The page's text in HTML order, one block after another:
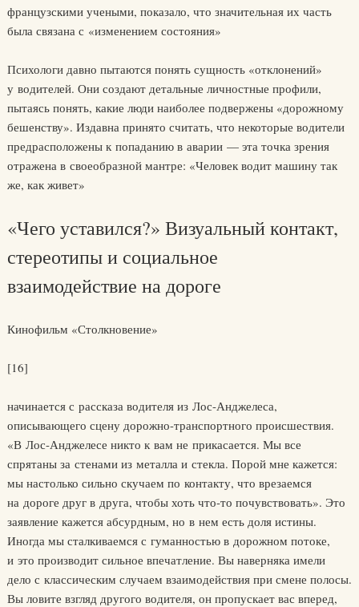
французскими учеными, показало, что значительная их часть
была связана с «изменением состояния»
Психологи давно пытаются понять сущность «отклонений»
у водителей. Они создают детальные личностные профили,
пытаясь понять, какие люди наиболее подвержены «дорожному
бешенству». Издавна принято считать, что некоторые водители
предрасположены к попаданию в аварии — эта точка зрения
отражена в своеобразной мантре: «Человек водит машину так
же, как живет»
«Чего уставился?» Визуальный контакт,
стереотипы и социальное
взаимодействие на дороге
Кинофильм «Столкновение»
[16]
начинается с рассказа водителя из Лос-Анджелеса,
описывающего сцену дорожно-транспортного происшествия.
«В Лос-Анджелесе никто к вам не прикасается. Мы все
спрятаны за стенами из металла и стекла. Порой мне кажется:
мы настолько сильно скучаем по контакту, что врезаемся
на дороге друг в друга, чтобы хоть что-то почувствовать». Это
заявление кажется абсурдным, но в нем есть доля истины.
Иногда мы сталкиваемся с гуманностью в дорожном потоке,
и это производит сильное впечатление. Вы наверняка имели
дело с классическим случаем взаимодействия при смене полосы.
Вы ловите взгляд другого водителя, он пропускает вас вперед,